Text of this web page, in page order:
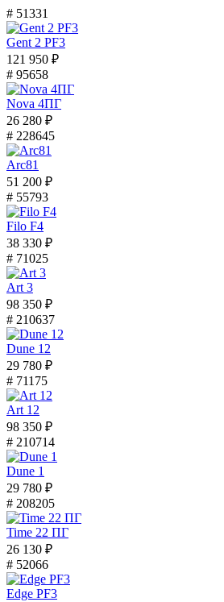
# 51331
Gent 2 PF3
121 950 ₽
# 95658
Nova 4ПГ
26 280 ₽
# 228645
Arc81
51 200 ₽
# 55793
Filo F4
38 330 ₽
# 71025
Art 3
98 350 ₽
# 210637
Dune 12
29 780 ₽
# 71175
Art 12
98 350 ₽
# 210714
Dune 1
29 780 ₽
# 208205
Time 22 ПГ
26 130 ₽
# 52066
Edge PF3